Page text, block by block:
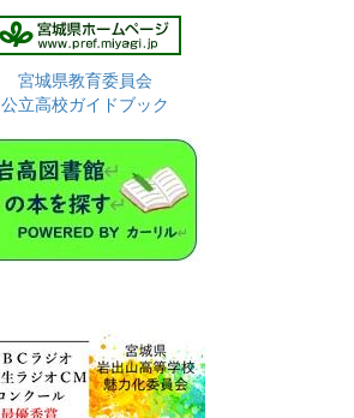
宮城県教育委員会
公立高校ガイドブック